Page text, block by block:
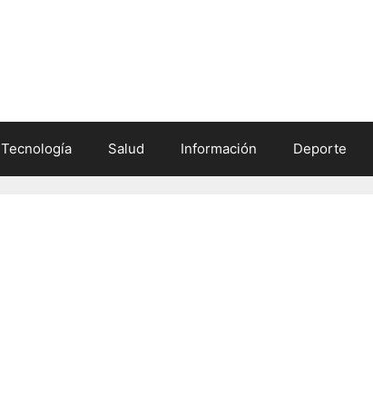
Tecnología Salud Información Deporte